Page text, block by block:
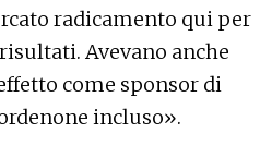
radicamento qui per
Avevano anche
come sponsor di
incluso».